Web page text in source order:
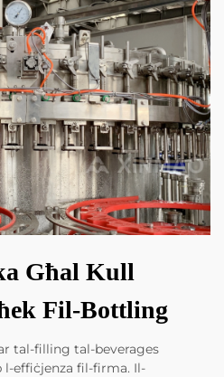
Għal Kull
Fil-Bottling
tal-filling tal-beverages
effiċjenza fil-firma. Il-